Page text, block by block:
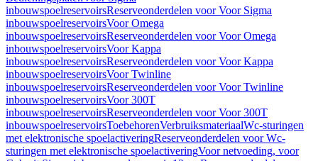
inbouwspoelreservoirsReserveonderdelen voor Voor Sigma
inbouwspoelreservoirsVoor Omega
inbouwspoelreservoirsReserveonderdelen voor Voor Omega
inbouwspoelreservoirsVoor Kappa
inbouwspoelreservoirsReserveonderdelen voor Voor Kappa
inbouwspoelreservoirsVoor Twinline
inbouwspoelreservoirsReserveonderdelen voor Voor Twinline
inbouwspoelreservoirsVoor 300T
inbouwspoelreservoirsReserveonderdelen voor Voor 300T
inbouwspoelreservoirsToebehorenVerbruiksmateriaalWc-sturingen
met elektronische spoelactiveringReserveonderdelen voor Wc-
sturingen met elektronische spoelactiveringVoor netvoeding, voor